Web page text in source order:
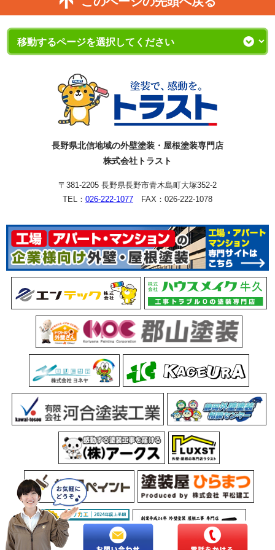
長野県北信地域の外壁塗装・屋根塗装専門店
株式会社トラスト
〒381-2205 長野県長野市青木島町大塚352-2
TEL： 026-222-1077 FAX：026-222-1078